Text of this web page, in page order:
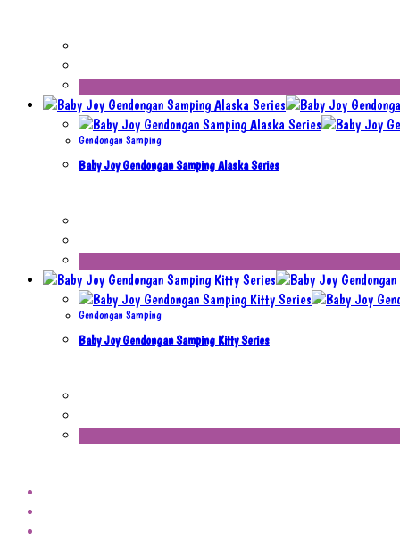
Gendongan Samping
Baby Joy Gendongan Samping Alaska Series
Gendongan Samping
Baby Joy Gendongan Samping Kitty Series